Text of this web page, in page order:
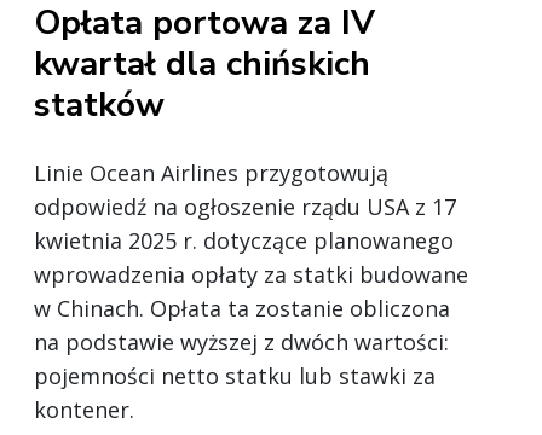
Opłata portowa za IV
kwartał dla chińskich
statków
Linie Ocean Airlines przygotowują
odpowiedź na ogłoszenie rządu USA z 17
kwietnia 2025 r. dotyczące planowanego
wprowadzenia opłaty za statki budowane
w Chinach. Opłata ta zostanie obliczona
na podstawie wyższej z dwóch wartości:
pojemności netto statku lub stawki za
kontener.